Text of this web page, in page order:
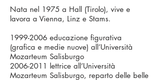
Nata nel 1975 a Hall (Tirolo), vive e
lavora a Vienna, Linz e Stams.
1999-2006 educazione figurativa
(grafica e medie nuove) all’Università
Mozarteum Salisburgo
2006-2011 lettrice all’Università
Mozarteum Salisburgo, reparto delle belle